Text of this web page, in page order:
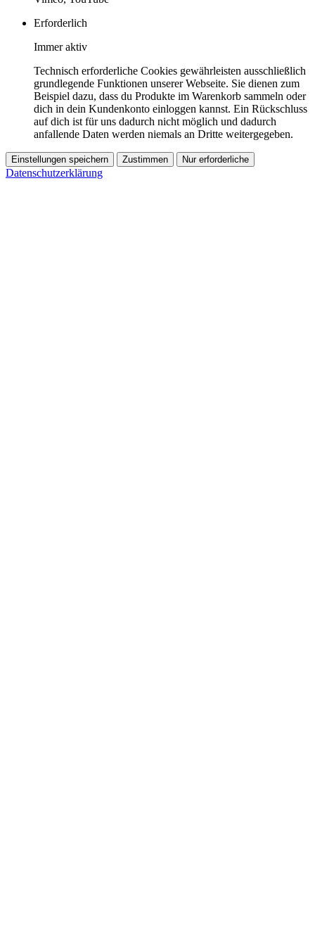
Erforderlich
Immer aktiv
Technisch erforderliche Cookies gewährleisten ausschließlich
grundlegende Funktionen unserer Webseite. Sie dienen zum
Beispiel dazu, dass du Produkte im Warenkorb sammeln oder
dich in dein Kundenkonto einloggen kannst. Ein Rückschluss
auf dich ist für uns dadurch nicht möglich und dadurch
anfallende Daten werden niemals an Dritte weitergegeben.
Einstellungen speichern Zustimmen Nur erforderliche
Datenschutzerklärung